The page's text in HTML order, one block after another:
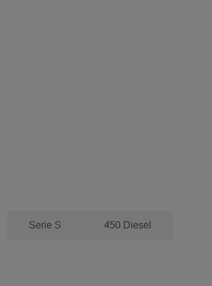
Serie S
450 Diesel